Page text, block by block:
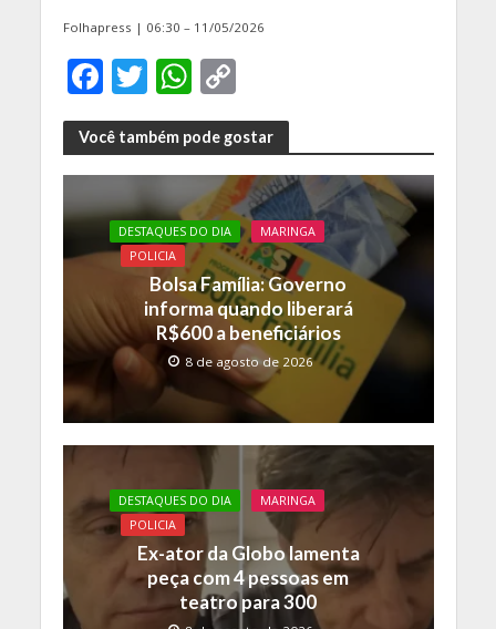
Folhapress | 06:30 – 11/05/2026
F
ac
e
b
o
o
T
w
itt
er
W
h
at
s
A
p
p
C
o
p
y
Li
n
k
Você também pode gostar
DESTAQUES DO DIA
MARINGA
POLICIA
Bolsa Família: Governo
informa quando liberará
R$600 a beneficiários
8 de agosto de 2026
DESTAQUES DO DIA
MARINGA
POLICIA
Ex-ator da Globo lamenta
peça com 4 pessoas em
teatro para 300